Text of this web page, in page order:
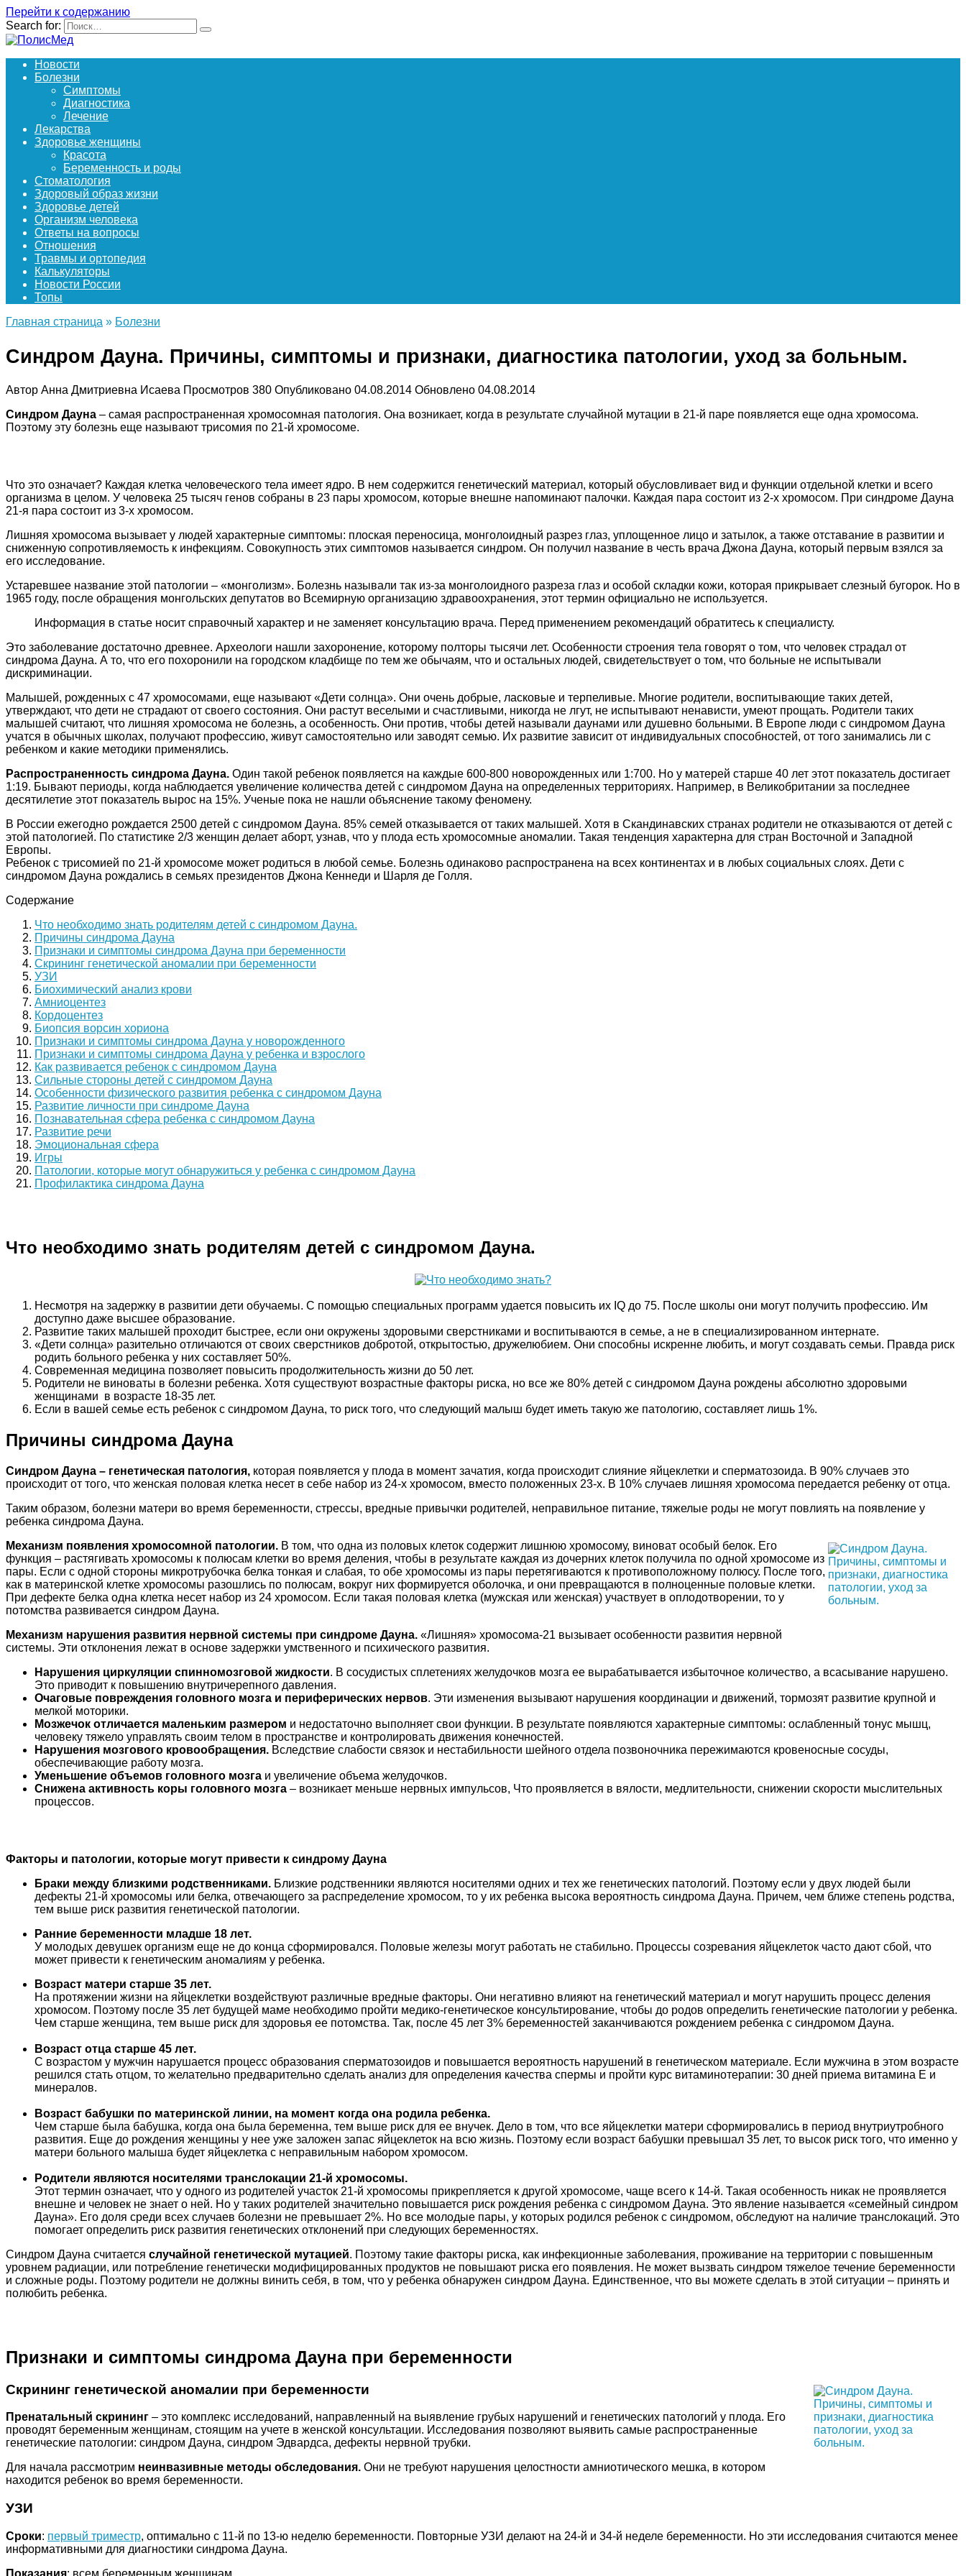
Перейти к содержанию
Search for:
Новости
Болезни
Симптомы
Диагностика
Лечение
Лекарства
Здоровье женщины
Красота
Беременность и роды
Стоматология
Здоровый образ жизни
Здоровье детей
Организм человека
Ответы на вопросы
Отношения
Травмы и ортопедия
Калькуляторы
Новости России
Топы
Главная страница » Болезни
Синдром Дауна. Причины, симптомы и признаки, диагностика патологии, уход за больным.
Автор Анна Дмитриевна Исаева Просмотров 380 Опубликовано 04.08.2014 Обновлено 04.08.2014
Синдром Дауна – самая распространенная хромосомная патология. Она возникает, когда в результате случайной мутации в 21-й паре появляется еще одна хромосома.
Поэтому эту болезнь еще называют трисомия по 21-й хромосоме.
Что это означает? Каждая клетка человеческого тела имеет ядро. В нем содержится генетический материал, который обусловливает вид и функции отдельной клетки и всего
организма в целом. У человека 25 тысяч генов собраны в 23 пары хромосом, которые внешне напоминают палочки. Каждая пара состоит из 2-х хромосом. При синдроме Дауна
21-я пара состоит из 3-х хромосом.
Лишняя хромосома вызывает у людей характерные симптомы: плоская переносица, монголоидный разрез глаз, уплощенное лицо и затылок, а также отставание в развитии и
сниженную сопротивляемость к инфекциям. Совокупность этих симптомов называется синдром. Он получил название в честь врача Джона Дауна, который первым взялся за
его исследование.
Устаревшее название этой патологии – «монголизм». Болезнь называли так из-за монголоидного разреза глаз и особой складки кожи, которая прикрывает слезный бугорок. Но в
1965 году, после обращения монгольских депутатов во Всемирную организацию здравоохранения, этот термин официально не используется.
Информация в статье носит справочный характер и не заменяет консультацию врача. Перед применением рекомендаций обратитесь к специалисту.
Это заболевание достаточно древнее. Археологи нашли захоронение, которому полторы тысячи лет. Особенности строения тела говорят о том, что человек страдал от
синдрома Дауна. А то, что его похоронили на городском кладбище по тем же обычаям, что и остальных людей, свидетельствует о том, что больные не испытывали
дискриминации.
Малышей, рожденных с 47 хромосомами, еще называют «Дети солнца». Они очень добрые, ласковые и терпеливые. Многие родители, воспитывающие таких детей,
утверждают, что дети не страдают от своего состояния. Они растут веселыми и счастливыми, никогда не лгут, не испытывают ненависти, умеют прощать. Родители таких
малышей считают, что лишняя хромосома не болезнь, а особенность. Они против, чтобы детей называли даунами или душевно больными. В Европе люди с синдромом Дауна
учатся в обычных школах, получают профессию, живут самостоятельно или заводят семью. Их развитие зависит от индивидуальных способностей, от того занимались ли с
ребенком и какие методики применялись.
Распространенность синдрома Дауна. Один такой ребенок появляется на каждые 600-800 новорожденных или 1:700. Но у матерей старше 40 лет этот показатель достигает
1:19. Бывают периоды, когда наблюдается увеличение количества детей с синдромом Дауна на определенных территориях. Например, в Великобритании за последнее
десятилетие этот показатель вырос на 15%. Ученые пока не нашли объяснение такому феномену.
В России ежегодно рождается 2500 детей с синдромом Дауна. 85% семей отказывается от таких малышей. Хотя в Скандинавских странах родители не отказываются от детей с
этой патологией. По статистике 2/3 женщин делает аборт, узнав, что у плода есть хромосомные аномалии. Такая тенденция характерна для стран Восточной и Западной
Европы.
Ребенок с трисомией по 21-й хромосоме может родиться в любой семье. Болезнь одинаково распространена на всех континентах и в любых социальных слоях. Дети с
синдромом Дауна рождались в семьях президентов Джона Кеннеди и Шарля де Голля.
Содержание
Что необходимо знать родителям детей с синдромом Дауна.
Причины синдрома Дауна
Признаки и симптомы синдрома Дауна при беременности
Скрининг генетической аномалии при беременности
УЗИ
Биохимический анализ крови
Амниоцентез
Кордоцентез
Биопсия ворсин хориона
Признаки и симптомы синдрома Дауна у новорожденного
Признаки и симптомы синдрома Дауна у ребенка и взрослого
Как развивается ребенок с синдромом Дауна
Сильные стороны детей с синдромом Дауна
Особенности физического развития ребенка с синдромом Дауна
Развитие личности при синдроме Дауна
Познавательная сфера ребенка с синдромом Дауна
Развитие речи
Эмоциональная сфера
Игры
Патологии, которые могут обнаружиться у ребенка с синдромом Дауна
Профилактика синдрома Дауна
Что необходимо знать родителям детей с синдромом Дауна.
Несмотря на задержку в развитии дети обучаемы. С помощью специальных программ удается повысить их IQ до 75. После школы они могут получить профессию. Им
доступно даже высшее образование.
Развитие таких малышей проходит быстрее, если они окружены здоровыми сверстниками и воспитываются в семье, а не в специализированном интернате.
«Дети солнца» разительно отличаются от своих сверстников добротой, открытостью, дружелюбием. Они способны искренне любить, и могут создавать семьи. Правда риск
родить больного ребенка у них составляет 50%.
Современная медицина позволяет повысить продолжительность жизни до 50 лет.
Родители не виноваты в болезни ребенка. Хотя существуют возрастные факторы риска, но все же 80% детей с синдромом Дауна рождены абсолютно здоровыми
женщинами в возрасте 18-35 лет.
Если в вашей семье есть ребенок с синдромом Дауна, то риск того, что следующий малыш будет иметь такую же патологию, составляет лишь 1%.
Причины синдрома Дауна
Синдром Дауна – генетическая патология, которая появляется у плода в момент зачатия, когда происходит слияние яйцеклетки и сперматозоида. В 90% случаев это
происходит от того, что женская половая клетка несет в себе набор из 24-х хромосом, вместо положенных 23-х. В 10% случаев лишняя хромосома передается ребенку от отца.
Таким образом, болезни матери во время беременности, стрессы, вредные привычки родителей, неправильное питание, тяжелые роды не могут повлиять на появление у
ребенка синдрома Дауна.
Механизм появления хромосомной патологии. В том, что одна из половых клеток содержит лишнюю хромосому, виноват особый белок. Его
функция – растягивать хромосомы к полюсам клетки во время деления, чтобы в результате каждая из дочерних клеток получила по одной хромосоме из
пары. Если с одной стороны микротрубочка белка тонкая и слабая, то обе хромосомы из пары перетягиваются к противоположному полюсу. После того,
как в материнской клетке хромосомы разошлись по полюсам, вокруг них формируется оболочка, и они превращаются в полноценные половые клетки.
При дефекте белка одна клетка несет набор из 24 хромосом. Если такая половая клетка (мужская или женская) участвует в оплодотворении, то у
потомства развивается синдром Дауна.
Механизм нарушения развития нервной системы при синдроме Дауна. «Лишняя» хромосома-21 вызывает особенности развития нервной
системы. Эти отклонения лежат в основе задержки умственного и психического развития.
Нарушения циркуляции спинномозговой жидкости. В сосудистых сплетениях желудочков мозга ее вырабатывается избыточное количество, а всасывание нарушено.
Это приводит к повышению внутричерепного давления.
Очаговые повреждения головного мозга и периферических нервов. Эти изменения вызывают нарушения координации и движений, тормозят развитие крупной и
мелкой моторики.
Мозжечок отличается маленьким размером и недостаточно выполняет свои функции. В результате появляются характерные симптомы: ослабленный тонус мышц,
человеку тяжело управлять своим телом в пространстве и контролировать движения конечностей.
Нарушения мозгового кровообращения. Вследствие слабости связок и нестабильности шейного отдела позвоночника пережимаются кровеносные сосуды,
обеспечивающие работу мозга.
Уменьшение объемов головного мозга и увеличение объема желудочков.
Снижена активность коры головного мозга – возникает меньше нервных импульсов, Что проявляется в вялости, медлительности, снижении скорости мыслительных
процессов.
Факторы и патологии, которые могут привести к синдрому Дауна
Браки между близкими родственниками. Близкие родственники являются носителями одних и тех же генетических патологий. Поэтому если у двух людей были
дефекты 21-й хромосомы или белка, отвечающего за распределение хромосом, то у их ребенка высока вероятность синдрома Дауна. Причем, чем ближе степень родства,
тем выше риск развития генетической патологии.
Ранние беременности младше 18 лет.
У молодых девушек организм еще не до конца сформировался. Половые железы могут работать не стабильно. Процессы созревания яйцеклеток часто дают сбой, что
может привести к генетическим аномалиям у ребенка.
Возраст матери старше 35 лет.
На протяжении жизни на яйцеклетки воздействуют различные вредные факторы. Они негативно влияют на генетический материал и могут нарушить процесс деления
хромосом. Поэтому после 35 лет будущей маме необходимо пройти медико-генетическое консультирование, чтобы до родов определить генетические патологии у ребенка.
Чем старше женщина, тем выше риск для здоровья ее потомства. Так, после 45 лет 3% беременностей заканчиваются рождением ребенка с синдромом Дауна.
Возраст отца старше 45 лет.
С возрастом у мужчин нарушается процесс образования сперматозоидов и повышается вероятность нарушений в генетическом материале. Если мужчина в этом возрасте
решился стать отцом, то желательно предварительно сделать анализ для определения качества спермы и пройти курс витаминотерапии: 30 дней приема витамина Е и
минералов.
Возраст бабушки по материнской линии, на момент когда она родила ребенка.
Чем старше была бабушка, когда она была беременна, тем выше риск для ее внучек. Дело в том, что все яйцеклетки матери сформировались в период внутриутробного
развития. Еще до рождения женщины у нее уже заложен запас яйцеклеток на всю жизнь. Поэтому если возраст бабушки превышал 35 лет, то высок риск того, что именно у
матери больного малыша будет яйцеклетка с неправильным набором хромосом.
Родители являются носителями транслокации 21-й хромосомы.
Этот термин означает, что у одного из родителей участок 21-й хромосомы прикрепляется к другой хромосоме, чаще всего к 14-й. Такая особенность никак не проявляется
внешне и человек не знает о ней. Но у таких родителей значительно повышается риск рождения ребенка с синдромом Дауна. Это явление называется «семейный синдром
Дауна». Его доля среди всех случаев болезни не превышает 2%. Но все молодые пары, у которых родился ребенок с синдромом, обследуют на наличие транслокаций. Это
помогает определить риск развития генетических отклонений при следующих беременностях.
Синдром Дауна считается случайной генетической мутацией. Поэтому такие факторы риска, как инфекционные заболевания, проживание на территории с повышенным
уровнем радиации, или потребление генетически модифицированных продуктов не повышают риска его появления. Не может вызвать синдром тяжелое течение беременности
и сложные роды. Поэтому родители не должны винить себя, в том, что у ребенка обнаружен синдром Дауна. Единственное, что вы можете сделать в этой ситуации – принять и
полюбить ребенка.
Признаки и симптомы синдрома Дауна при беременности
Скрининг генетической аномалии при беременности
Пренатальный скрининг – это комплекс исследований, направленный на выявление грубых нарушений и генетических патологий у плода. Его
проводят беременным женщинам, стоящим на учете в женской консультации. Исследования позволяют выявить самые распространенные
генетические патологии: синдром Дауна, синдром Эдвардса, дефекты нервной трубки.
Для начала рассмотрим неинвазивные методы обследования. Они не требуют нарушения целостности амниотического мешка, в котором
находится ребенок во время беременности.
УЗИ
Сроки: первый триместр, оптимально с 11-й по 13-ю неделю беременности. Повторные УЗИ делают на 24-й и 34-й неделе беременности. Но эти исследования считаются менее
информативными для диагностики синдрома Дауна.
Показания: всем беременным женщинам.